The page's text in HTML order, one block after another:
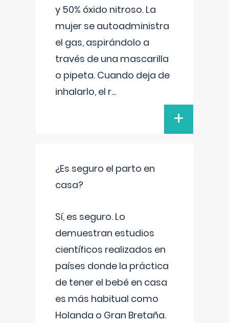
y 50% óxido nitroso. La
mujer se autoadministra
el gas, aspirándolo a
través de una mascarilla
o pipeta. Cuando deja de
inhalarlo, el r...
+
¿Es seguro el parto en
casa?
Sí, es seguro. Lo
demuestran estudios
científicos realizados en
países donde la práctica
de tener el bebé en casa
es más habitual como
Holanda o Gran Bretaña.